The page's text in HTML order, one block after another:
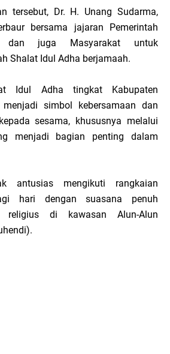
tersebut, Dr. H. Unang Sudarma,
bersama jajaran Pemerintah
dan juga Masyarakat untuk
Shalat Idul Adha berjamaah.
Idul Adha tingkat Kabupaten
simbol kebersamaan dan
sesama, khususnya melalui
menjadi bagian penting dalam
antusias mengikuti rangkaian
hari dengan suasana penuh
religius di kawasan Alun-Alun